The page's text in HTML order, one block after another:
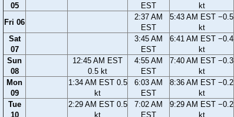
05
EST
kt
Fri 06
2:37 AM
EST
5:43 AM EST −0.5
kt
Sat
07
3:45 AM
EST
6:41 AM EST −0.4
kt
Sun
08
12:45 AM EST
0.5 kt
4:55 AM
EST
7:40 AM EST −0.3
kt
Mon
09
1:34 AM EST 0.5
kt
6:03 AM
EST
8:36 AM EST −0.2
kt
Tue
10
2:29 AM EST 0.5
kt
7:02 AM
EST
9:29 AM EST −0.2
kt